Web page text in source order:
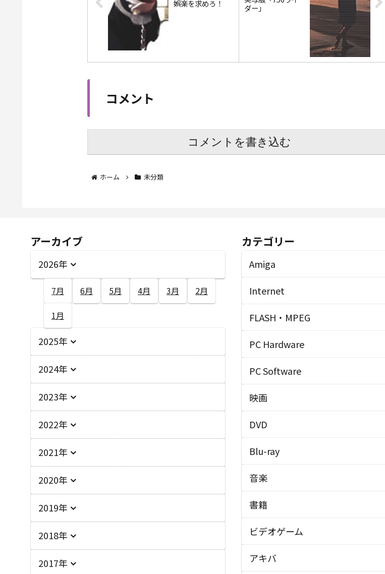
娯楽を求めろ！
ダー」
コメント
コメントを書き込む
ホーム 未分類
アーカイブ
2026年
7月 6月 5月 4月 3月 2月
1月
2025年
2024年
2023年
2022年
2021年
2020年
2019年
2018年
2017年
カテゴリー
Amiga
Internet
FLASH・MPEG
PC Hardware
PC Software
映画
DVD
Blu-ray
音楽
書籍
ビデオゲーム
アキバ